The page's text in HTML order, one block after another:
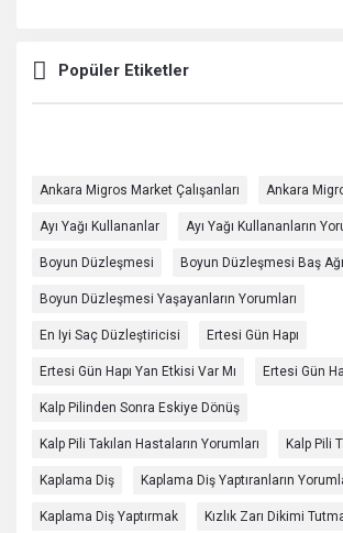
Popüler Etiketler
Ankara Migros Market Çalışanları Ankara
Ayı Yağı Kullananlar Ayı Yağı Kullananların
Boyun Düzleşmesi Boyun Düzleşmesi Baş
Boyun Düzleşmesi Yaşayanların Yorumları
En Iyi Saç Düzleştiricisi Ertesi Gün Hapı
Ertesi Gün Hapı Yan Etkisi Var Mı Ertesi Gün
Kalp Pilinden Sonra Eskiye Dönüş
Kalp Pili Takılan Hastaların Yorumları Kalp Pili
Kaplama Diş Kaplama Diş Yaptıranların
Kaplama Diş Yaptırmak Kızlık Zarı Dikimi